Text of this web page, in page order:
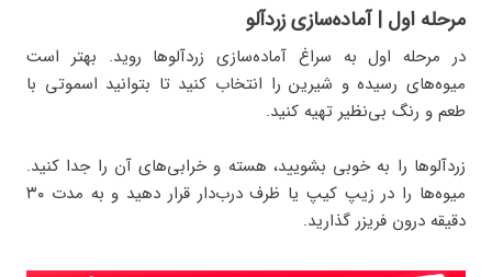
مرحله اول | آماده‌سازی زردآلو
در مرحله اول به سراغ آماده‌سازی زردآلوها رويد. بهتر است
ميوه‌های رسیده و شیرین را انتخاب کنید تا بتوانید اسموتی با
طعم و رنگ بی‌نظیر تهیه کنید.
زردآلوها را به‌ خوبی بشویید، هسته و خرابی‌های آن را جدا کنید.
میوه‌ها را در زیپ کیپ یا ظرف درب‌دار قرار دهید و‌ به مدت ۳۰
دقیقه درون فریزر گذارید.